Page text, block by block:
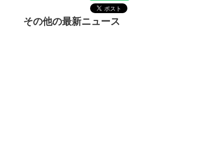
その他の最新ニュース